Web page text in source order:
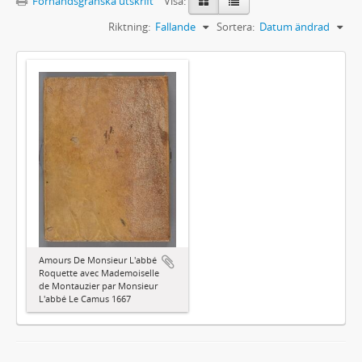
Sortera: Datum ändrad
Riktning: Fallande
Amours De Monsieur L'abbé
Roquette avec Mademoiselle
de Montauzier par Monsieur
L'abbé Le Camus 1667